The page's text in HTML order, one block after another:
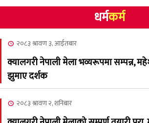
४
NCSC को
न्यौपाने
नेप्लिज
२०८३ श्रावण ६,
धर्मकर्म
२०८३ श्रावण ३, आईतबार
क्यालगरी नेपाली मेला भव्यरूपमा सम्पन्न,
झुमाए दर्शक
२०८३ श्रावण २, शनिबार